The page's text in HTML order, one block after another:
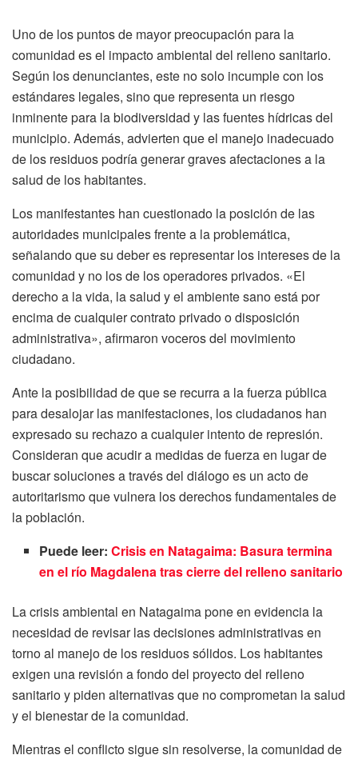
Uno de los puntos de mayor preocupación para la
comunidad es el impacto ambiental del relleno sanitario.
Según los denunciantes, este no solo incumple con los
estándares legales, sino que representa un riesgo
inminente para la biodiversidad y las fuentes hídricas del
municipio. Además, advierten que el manejo inadecuado
de los residuos podría generar graves afectaciones a la
salud de los habitantes.
Los manifestantes han cuestionado la posición de las
autoridades municipales frente a la problemática,
señalando que su deber es representar los intereses de la
comunidad y no los de los operadores privados. «El
derecho a la vida, la salud y el ambiente sano está por
encima de cualquier contrato privado o disposición
administrativa», afirmaron voceros del movimiento
ciudadano.
Ante la posibilidad de que se recurra a la fuerza pública
para desalojar las manifestaciones, los ciudadanos han
expresado su rechazo a cualquier intento de represión.
Consideran que acudir a medidas de fuerza en lugar de
buscar soluciones a través del diálogo es un acto de
autoritarismo que vulnera los derechos fundamentales de
la población.
Puede leer:Crisis en Natagaima: Basura termina
en el río Magdalena tras cierre del relleno sanitario
La crisis ambiental en Natagaima pone en evidencia la
necesidad de revisar las decisiones administrativas en
torno al manejo de los residuos sólidos. Los habitantes
exigen una revisión a fondo del proyecto del relleno
sanitario y piden alternativas que no comprometan la salud
y el bienestar de la comunidad.
Mientras el conflicto sigue sin resolverse, la comunidad de